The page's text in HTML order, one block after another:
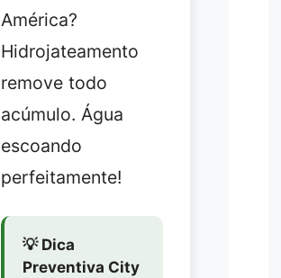
América?
Hidrojateamento
remove todo
acúmulo. Água
escoando
perfeitamente!
💡 Dica
Preventiva City